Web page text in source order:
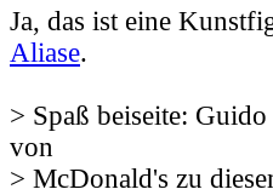
Ja, das ist eine
Aliase.
> Spaß beiseite:
von
> McDonald's zu